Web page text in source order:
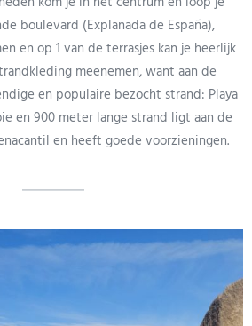
boulevard (Explanada de España),
en op 1 van de terrasjes kan je heerlijk
meenemen, want aan de
en populaire bezocht strand: Playa
en 900 meter lange strand ligt aan de
en heeft goede voorzieningen.